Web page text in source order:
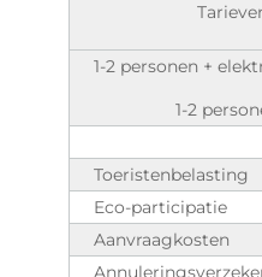
1-2 personen +
1-2
Toeristenbelasting
Eco-participatie
Aanvraagkosten